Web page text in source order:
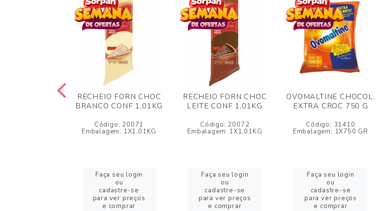
RECHEIO FORN CHOC
BRANCO CONF 1,01KG
Código: 20071
Embalagem: 1X1,01KG
Faça seu login
ou
cadastre-se
para ver preços
e comprar
RECHEIO FORN CHOC
LEITE CONF 1,01KG
Código: 20072
Embalagem: 1X1,01KG
Faça seu login
ou
cadastre-se
para ver preços
e comprar
OVOMALTINE CHOCOL.
EXTRA CROC 750 G
Código: 31410
Embalagem: 1X750 GR
Faça seu login
ou
cadastre-se
para ver preços
e comprar